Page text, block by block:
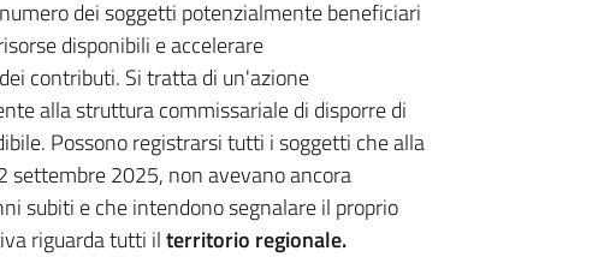
dei soggetti potenzialmente beneficiari
disponibili e accelerare
contributi. Si tratta di un'azione
alla struttura commissariale di disporre di
Possono registrarsi tutti i soggetti che alla
settembre 2025, non avevano ancora
subiti e che intendono segnalare il proprio
riguarda tutti ilterritorio regionale.